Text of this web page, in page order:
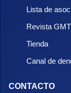
Lista de
Revista
Tienda
Canal de
CONTACTO